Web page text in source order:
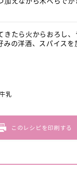
きたら火からおろし
みの洋酒、スパイスを
牛乳
このレシピを印刷する